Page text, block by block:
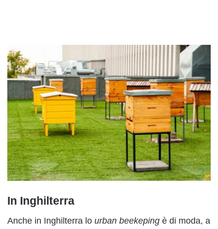
In Inghilterra
Anche in Inghilterra lo urban beekeping è di moda, a